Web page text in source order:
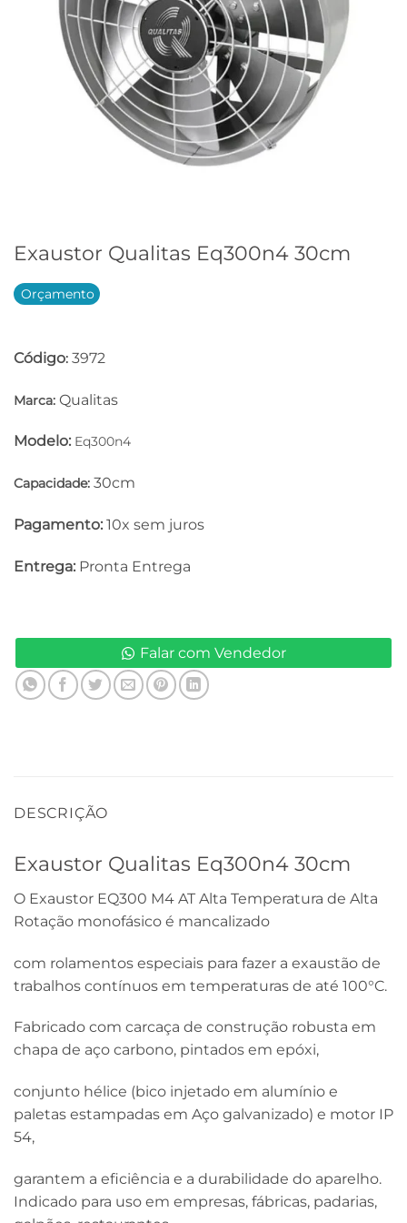
Exaustor Qualitas Eq300n4 30cm
Orçamento
Código: 3972
Marca: Qualitas
Modelo: Eq300n4
Capacidade: 30cm
Pagamento: 10x sem juros
Entrega: Pronta Entrega
Falar com Vendedor
DESCRIÇÃO
Exaustor Qualitas Eq300n4 30cm
O Exaustor EQ300 M4 AT Alta Temperatura de Alta
Rotação monofásico é mancalizado
com rolamentos especiais para fazer a exaustão de
trabalhos contínuos em temperaturas de até 100°C.
Fabricado com carcaça de construção robusta em
chapa de aço carbono, pintados em epóxi,
conjunto hélice (bico injetado em alumínio e
paletas estampadas em Aço galvanizado) e motor IP
54,
garantem a eficiência e a durabilidade do aparelho.
Indicado para uso em empresas, fábricas, padarias,